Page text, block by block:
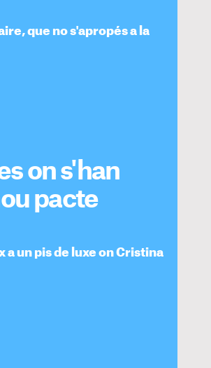
que no s'apropés a la
on s'han
pacte
a un pis de luxe on Cristina